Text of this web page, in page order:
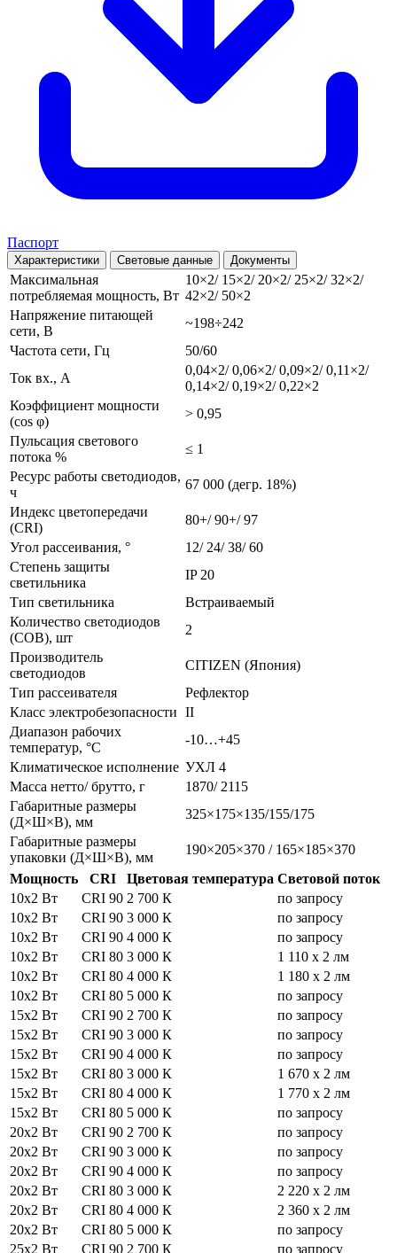
Паспорт
Характеристики Световые данные Документы
Максимальная
потребляемая мощность, Вт
10×2/ 15×2/ 20×2/ 25×2/ 32×2/
42×2/ 50×2
Напряжение питающей
сети, В
~198÷242
Частота сети, Гц
50/60
Ток вх., А
0,04×2/ 0,06×2/ 0,09×2/ 0,11×2/
0,14×2/ 0,19×2/ 0,22×2
Коэффициент мощности
(cos φ)
> 0,95
Пульсация светового
потока %
≤ 1
Ресурс работы светодиодов,
ч
67 000 (дегр. 18%)
Индекс цветопередачи
(CRI)
80+/ 90+/ 97
Угол рассеивания, °
12/ 24/ 38/ 60
Степень защиты
светильника
IP 20
Тип светильника
Встраиваемый
Количество светодиодов
(COB), шт
2
Производитель
светодиодов
CITIZEN (Япония)
Тип рассеивателя
Рефлектор
Класс электробезопасности II
Диапазон рабочих
температур, °С
-10…+45
Климатическое исполнение УХЛ 4
Масса нетто/ брутто, г
1870/ 2115
Габаритные размеры
(Д×Ш×В), мм
325×175×135/155/175
Габаритные размеры
упаковки (Д×Ш×В), мм
190×205×370 / 165×185×370
Мощность
CRI Цветовая температура Световой поток
10х2 Вт
CRI 90 2 700 К
по запросу
10х2 Вт
CRI 90 3 000 К
по запросу
10х2 Вт
CRI 90 4 000 К
по запросу
10х2 Вт
CRI 80 3 000 К
1 110 x 2 лм
10х2 Вт
CRI 80 4 000 К
1 180 x 2 лм
10х2 Вт
CRI 80 5 000 К
по запросу
15х2 Вт
CRI 90 2 700 К
по запросу
15х2 Вт
CRI 90 3 000 К
по запросу
15х2 Вт
CRI 90 4 000 К
по запросу
15х2 Вт
CRI 80 3 000 К
1 670 x 2 лм
15х2 Вт
CRI 80 4 000 К
1 770 x 2 лм
15х2 Вт
CRI 80 5 000 К
по запросу
20х2 Вт
CRI 90 2 700 К
по запросу
20х2 Вт
CRI 90 3 000 К
по запросу
20х2 Вт
CRI 90 4 000 К
по запросу
20х2 Вт
CRI 80 3 000 К
2 220 x 2 лм
20х2 Вт
CRI 80 4 000 К
2 360 x 2 лм
20х2 Вт
CRI 80 5 000 К
по запросу
25х2 Вт
CRI 90 2 700 К по запросу